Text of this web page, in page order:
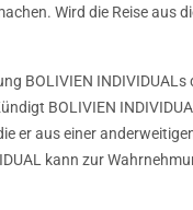
Wird die Reise aus
BOLIVIEN
BOLIVIEN
er aus einer
kann zur